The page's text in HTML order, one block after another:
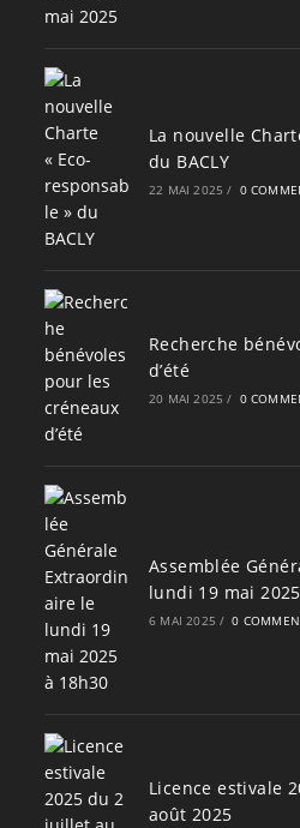
La nouvelle
du BACLY
22 MAI 2025 / 0
Recherche
d’été
20 MAI 2025 / 0
Assemblée
lundi 19 mai
6 MAI 2025 / 0
Licence estivale
août 2025